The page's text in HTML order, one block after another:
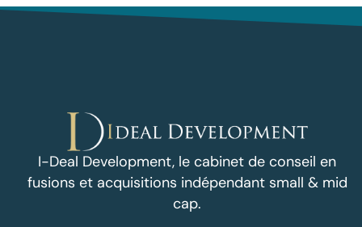
I-Deal Development, le cabinet de conseil en
fusions et acquisitions indépendant small & mid
cap.